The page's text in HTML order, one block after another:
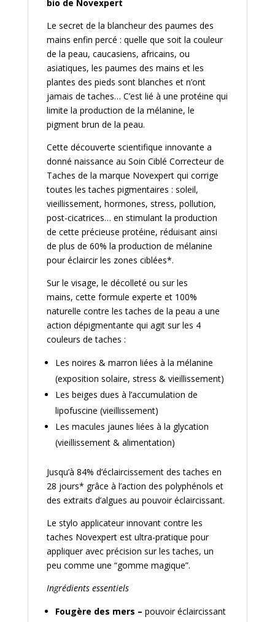
bio de Novexpert
Le secret de la blancheur des paumes des
mains enfin percé : quelle que soit la couleur
de la peau, caucasiens, africains, ou
asiatiques, les paumes des mains et les
plantes des pieds sont blanches et n’ont
jamais de taches… C’est lié à une protéine qui
limite la production de la mélanine, le
pigment brun de la peau.
Cette découverte scientifique innovante a
donné naissance au Soin Ciblé Correcteur de
Taches de la marque Novexpert qui corrige
toutes les taches pigmentaires : soleil,
vieillissement, hormones, stress, pollution,
post-cicatrices… en stimulant la production
de cette précieuse protéine, réduisant ainsi
de plus de 60% la production de mélanine
pour éclaircir les zones ciblées*.
Sur le visage, le décolleté ou sur les
mains, cette formule experte et 100%
naturelle contre les taches de la peau a une
action dépigmentante qui agit sur les 4
couleurs de taches :
Les noires & marron liées à la mélanine
(exposition solaire, stress & vieillissement)
Les beiges dues à l’accumulation de
lipofuscine (vieillissement)
Les macules jaunes liées à la glycation
(vieillissement & alimentation)
Jusqu’à 84% d’éclaircissement des taches en
28 jours* grâce à l’action des polyphénols et
des extraits d’algues au pouvoir éclaircissant.
Le stylo applicateur innovant contre les
taches Novexpert est ultra-pratique pour
appliquer avec précision sur les taches, un
peu comme une “gomme magique”.
Ingrédients essentiels
Fougère des mers – pouvoir éclaircissant